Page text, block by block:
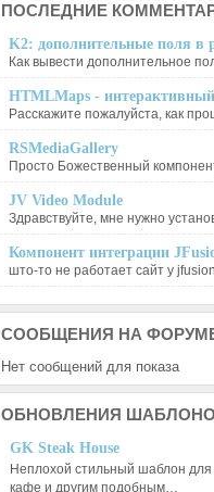
ПОСЛЕДНИЕ
K2: дополнительные поля в
Как вывести дополнительное
HTMLMaps -
Расскажите пожалуйста, как
RSMediaGallery
Просто Божественный
JV Video Module
Здравствуйте, мне нужно
Компонент интеграции
што-то не работает сайт у
СООБЩЕНИЯ НА
Нет сообщений для показа
ОБНОВЛЕНИЯ
GK Steak House
Неплохой стильный шаблон
кафе и другим подобным…